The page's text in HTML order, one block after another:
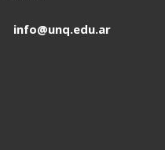
info@unq.edu.ar